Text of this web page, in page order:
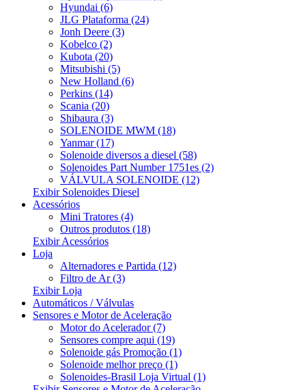
Hyundai (6)
JLG Plataforma (24)
Jonh Deere (3)
Kobelco (2)
Kubota (20)
Mitsubishi (5)
New Holland (6)
Perkins (14)
Scania (20)
Shibaura (3)
SOLENOIDE MWM (18)
Yanmar (17)
Solenoide diversos a diesel (58)
Solenoides Part Number 1751es (2)
VÁLVULA SOLENOIDE (12)
Exibir Solenoides Diesel
Acessórios
Mini Tratores (4)
Outros produtos (18)
Exibir Acessórios
Loja
Alternadores e Partida (12)
Filtro de Ar (3)
Exibir Loja
Automáticos / Válvulas
Sensores e Motor de Aceleração
Motor do Acelerador (7)
Sensores compre aqui (19)
Solenoide gás Promoção (1)
Solenoide melhor preço (1)
Solenoides-Brasil Loja Virtual (1)